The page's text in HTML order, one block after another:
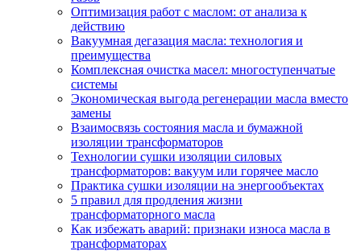
Оптимизация работ с маслом: от анализа к
действию
Вакуумная дегазация масла: технология и
преимущества
Комплексная очистка масел: многоступенчатые
системы
Экономическая выгода регенерации масла вместо
замены
Взаимосвязь состояния масла и бумажной
изоляции трансформаторов
Технологии сушки изоляции силовых
трансформаторов: вакуум или горячее масло
Практика сушки изоляции на энергообъектах
5 правил для продления жизни
трансформаторного масла
Как избежать аварий: признаки износа масла в
трансформаторах